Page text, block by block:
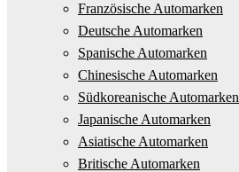
Französische Automarken
Deutsche Automarken
Spanische Automarken
Chinesische Automarken
Südkoreanische Automarken
Japanische Automarken
Asiatische Automarken
Britische Automarken